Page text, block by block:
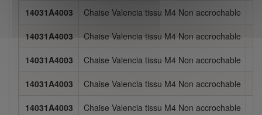
14031A4003 Chaise Valencia tissu M4 Non accrochable
14031A4003 Chaise Valencia tissu M4 Non accrochable
14031A4003 Chaise Valencia tissu M4 Non accrochable
14031A4003 Chaise Valencia tissu M4 Non accrochable
14031A4003 Chaise Valencia tissu M4 Non accrochable